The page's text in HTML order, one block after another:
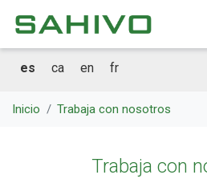
es ca en fr
Inicio Trabaja con nosotros
Trabaja con